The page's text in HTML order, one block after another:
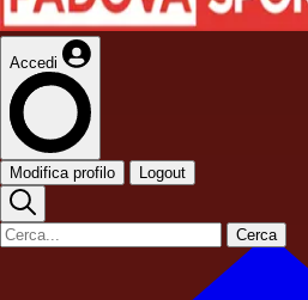
Accedi
Modifica profilo Logout
Cerca